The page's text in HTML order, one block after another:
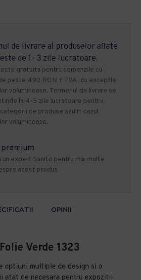
de livrare al produselor aflate
de 1- 3 zile lucratoare.
gratuita pentru comenzile cu
peste 490 RON + TVA, cu exceptia
voluminoase. Termenul de livrare se
la 4-5 zile lucratoare pentru
de produse sau in cazul
voluminoase.
un expert Sanito pentru mai multe
acest produs
OPINII
Verde 1323
optiuni multiple de design si o
atat de necesara pentru expozitii